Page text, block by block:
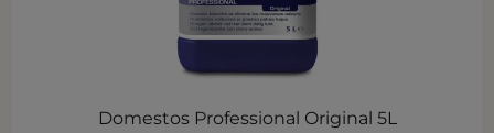
Domestos Professional Original 5L